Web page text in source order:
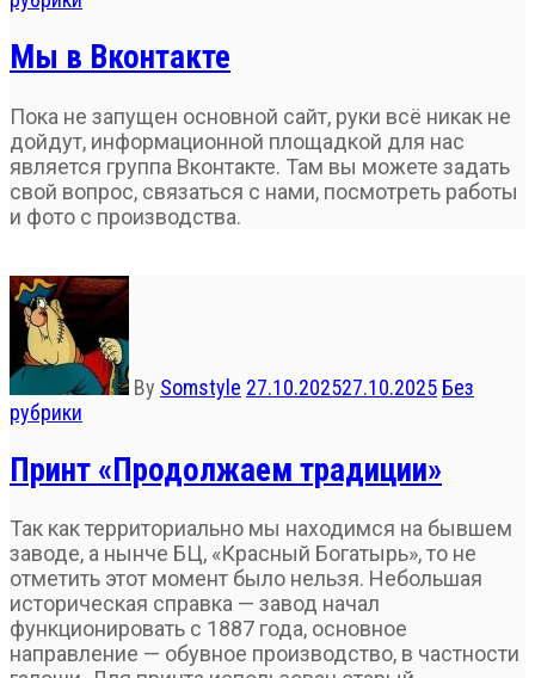
Мы в Вконтакте
Пока не запущен основной сайт, руки всё никак не
дойдут, информационной площадкой для нас
является группа Вконтакте. Там вы можете задать
свой вопрос, связаться с нами, посмотреть работы
и фото с производства.
By Somstyle 27.10.202527.10.2025 Без
рубрики
Принт «Продолжаем традиции»
Так как территориально мы находимся на бывшем
заводе, а нынче БЦ, «Красный Богатырь», то не
отметить этот момент было нельзя. Небольшая
историческая справка — завод начал
функционировать с 1887 года, основное
направление — обувное производство, в частности